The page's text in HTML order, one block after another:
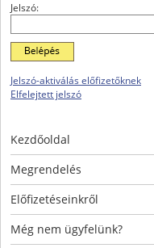
Jelszó:
Jelszó-aktiválás előfizetőknek
Elfelejtett jelszó
Kezdőoldal
Megrendelés
Előfizetéseinkről
Még nem ügyfelünk?